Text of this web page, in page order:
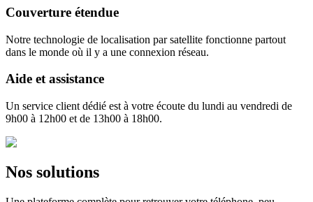
Couverture étendue
Notre technologie de localisation par satellite fonctionne partout
dans le monde où il y a une connexion réseau.
Aide et assistance
Un service client dédié est à votre écoute du lundi au vendredi de
9h00 à 12h00 et de 13h00 à 18h00.
Nos solutions